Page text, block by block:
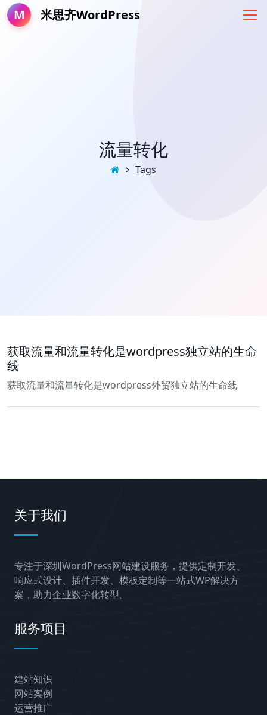
M 米思齐WordPress
流量转化
Tags
获取流量和流量转化是wordpress独立站的生命
线
获取流量和流量转化是wordpress外贸独立站的生命线
关于我们
专注于深圳WordPress网站建设服务，提供定制开发、
响应式设计、插件开发、模板定制等一站式WP解决方
案，助力企业数字化转型。
服务项目
建站知识
网站案例
运营推广